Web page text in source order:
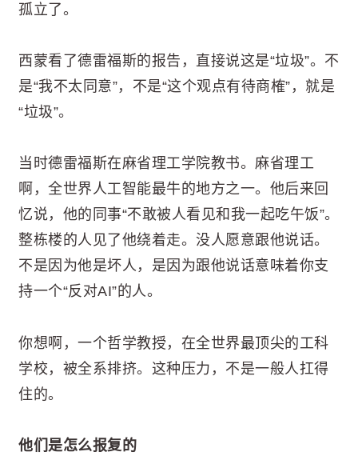
孤立了。
西蒙看了德雷福斯的报告，直接说这是“垃圾”。不
是“我不太同意”，不是“这个观点有待商榷”，就是
“垃圾”。
当时德雷福斯在麻省理工学院教书。麻省理工
啊，全世界人工智能最牛的地方之一。他后来回
忆说，他的同事“不敢被人看见和我一起吃午饭”。
整栋楼的人见了他绕着走。没人愿意跟他说话。
不是因为他是坏人，是因为跟他说话意味着你支
持一个“反对AI”的人。
你想啊，一个哲学教授，在全世界最顶尖的工科
学校，被全系排挤。这种压力，不是一般人扛得
住的。
他们是怎么报复的